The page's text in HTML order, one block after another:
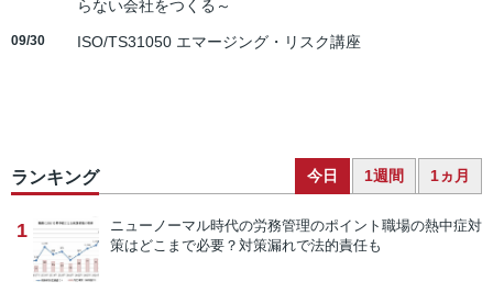
らない会社をつくる～
09/30 ISO/TS31050 エマージング・リスク講座
ランキング 今日 1週間 1ヵ月
1 ニューノーマル時代の労務管理のポイント 職場の熱中症対
策はどこまで必要？対策漏れで法的責任も